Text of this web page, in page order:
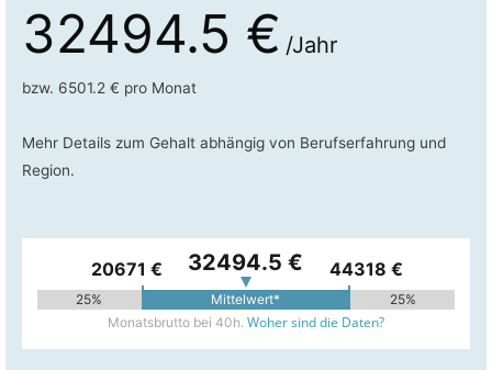
32494.5 € /Jahr
bzw. 6501.2 € pro Monat
Mehr Details zum Gehalt abhängig von Berufserfahrung und
Region.
20671 € 32494.5 € 44318 €
25% Mittelwert*
25%
Monatsbrutto bei 40h. Woher sind die Daten?